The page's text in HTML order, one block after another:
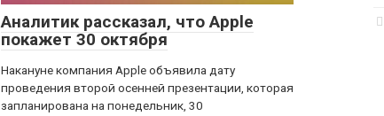
Аналитик рассказал, что Apple
покажет 30 октября
Накануне компания Apple объявила дату
проведения второй осенней презентации, которая
запланирована на понедельник, 30